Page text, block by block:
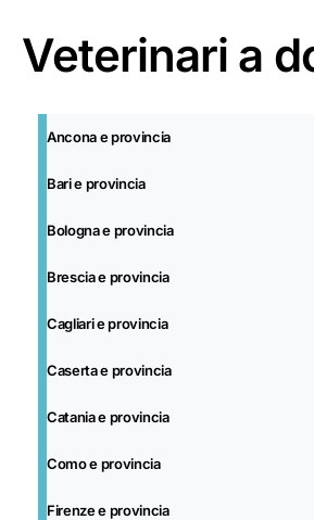
Veterinari a
Ancona e provincia
Bari e provincia
Bologna e provincia
Brescia e provincia
Cagliari e provincia
Caserta e provincia
Catania e provincia
Como e provincia
Firenze e provincia